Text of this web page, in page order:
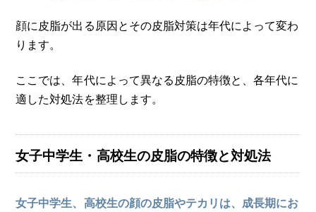
顔に皮脂が出る原因とその皮脂対策は年代によって変わ
ります。
ここでは、年代によって異なる皮脂の特徴と、各年代に
適した対処法を整理します。
女子中学生・高校生の皮脂の特徴と対処法
女子中学生、高校生の顔の皮脂やテカリは、成長期にお